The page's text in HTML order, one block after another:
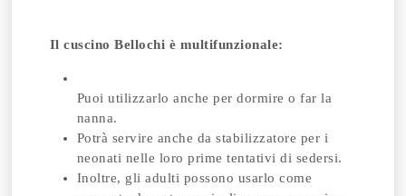
Il cuscino Bellochi è multifunzionale:
Puoi utilizzarlo anche per dormire o far la
nanna.
Potrà servire anche da stabilizzatore per i
neonati nelle loro prime tentativi di sedersi.
Inoltre, gli adulti possono usarlo come